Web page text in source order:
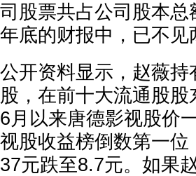
司股票共占公司股本
年底的财报中，已不见
公开资料显示，赵薇
股，在前十大流通股
6月以来唐德影视股价
视股收益榜倒数第一
37元跌至8.7元。如果